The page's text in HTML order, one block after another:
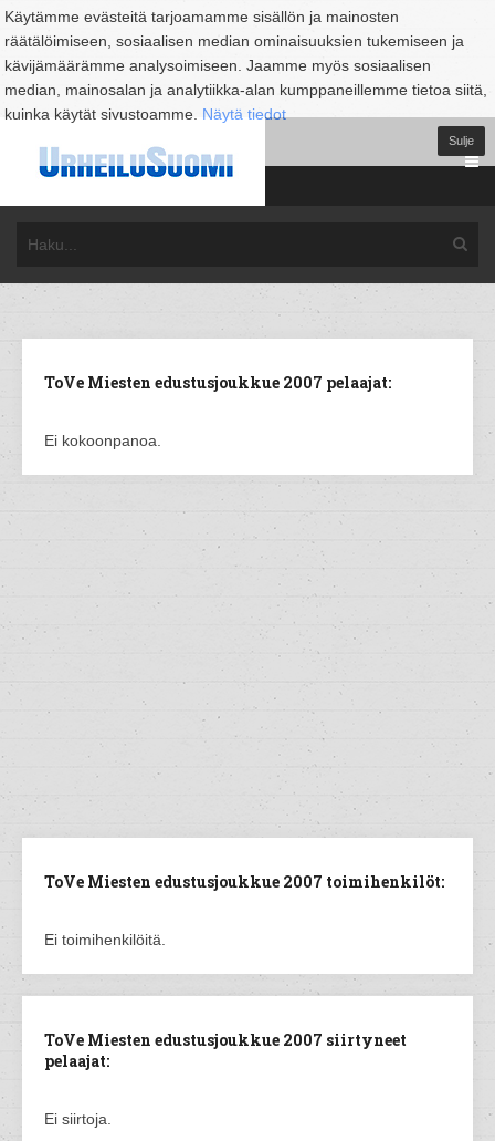
Käytämme evästeitä tarjoamamme sisällön ja mainosten
räätälöimiseen, sosiaalisen median ominaisuuksien tukemiseen ja
kävijämäärämme analysoimiseen. Jaamme myös sosiaalisen
median, mainosalan ja analytiikka-alan kumppaneillemme tietoa siitä,
kuinka käytät sivustoamme. Näytä tiedot
Sulje
ToVe Miesten edustusjoukkue 2007 pelaajat:
Ei kokoonpanoa.
ToVe Miesten edustusjoukkue 2007 toimihenkilöt:
Ei toimihenkilöitä.
ToVe Miesten edustusjoukkue 2007 siirtyneet
pelaajat:
Ei siirtoja.